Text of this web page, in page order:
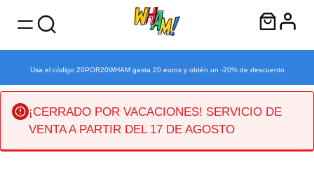
¡CERRADO POR VACACIONES! SERVICIO DE
VENTA A PARTIR DEL 17 DE AGOSTO
Usa el código 20POR20WHAM gasta 20 euros y obtén un -20% de descuento